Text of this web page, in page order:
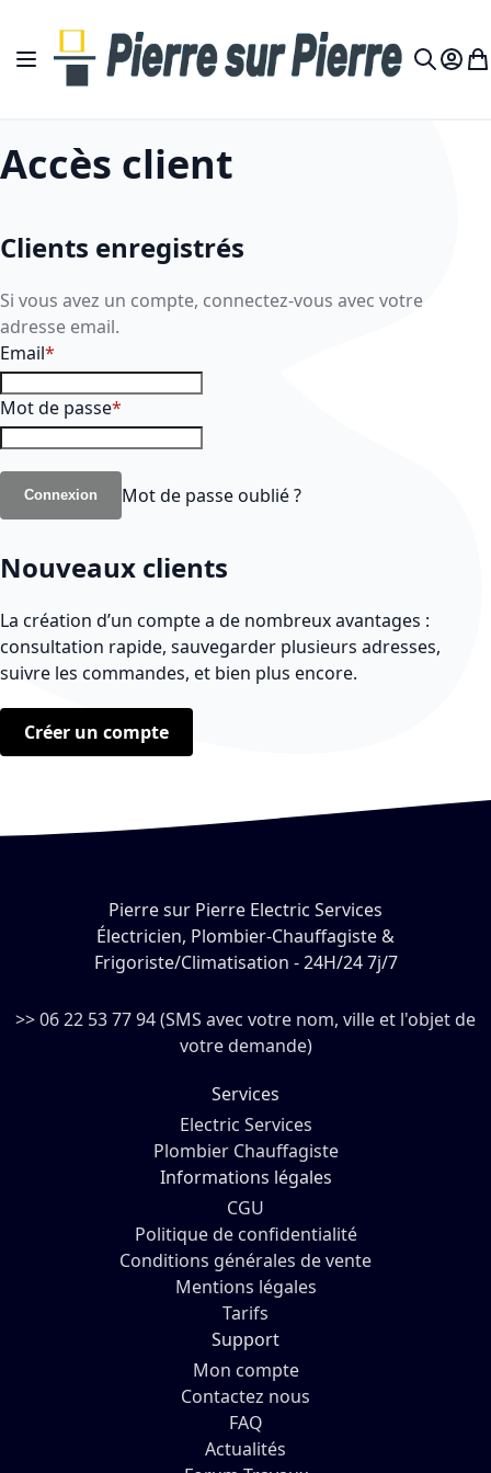
Basculer la navigation Mon
Accès client
Clients enregistrés
Si vous avez un compte, connectez-vous avec votre
adresse email.
Email
Mot de passe
Connexion Mot de passe oublié ?
Nouveaux clients
La création d’un compte a de nombreux avantages :
consultation rapide, sauvegarder plusieurs adresses,
suivre les commandes, et bien plus encore.
Créer un compte
Pierre sur Pierre Electric Services
Électricien, Plombier-Chauffagiste &
Frigoriste/Climatisation - 24H/24 7j/7
>> 06 22 53 77 94 (SMS avec votre nom, ville et l'objet de
votre demande)
Services
Electric Services
Plombier Chauffagiste
Informations légales
CGU
Politique de confidentialité
Conditions générales de vente
Mentions légales
Tarifs
Support
Mon compte
Contactez nous
FAQ
Actualités